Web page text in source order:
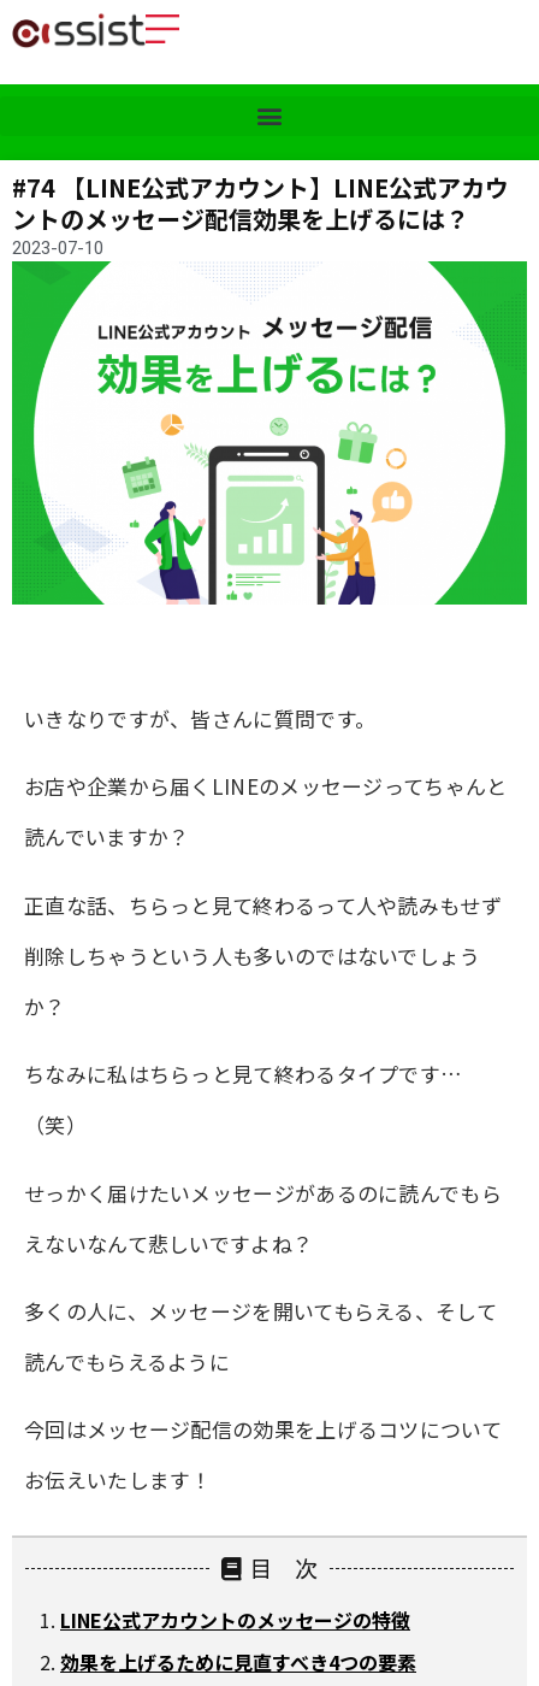
#74 【LINE公式アカウント】LINE公式アカウ
ントのメッセージ配信効果を上げるには？
2023-07-10
いきなりですが、皆さんに質問です。
お店や企業から届くLINEのメッセージってちゃんと
読んでいますか？
正直な話、ちらっと見て終わるって人や読みもせず
削除しちゃうという人も多いのではないでしょう
か？
ちなみに私はちらっと見て終わるタイプです…
（笑）
せっかく届けたいメッセージがあるのに読んでもら
えないなんて悲しいですよね？
多くの人に、メッセージを開いてもらえる、そして
読んでもらえるように
今回はメッセージ配信の効果を上げるコツについて
お伝えいたします！
目 次
LINE公式アカウントのメッセージの特徴
効果を上げるために見直すべき4つの要素